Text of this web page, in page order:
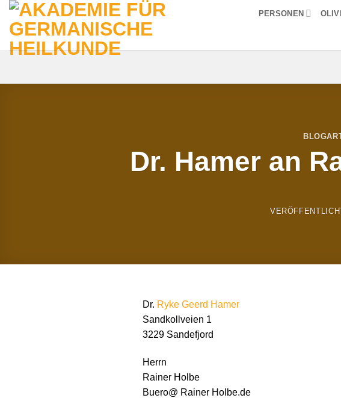
Zum
Inhalt
springen
PERSONEN
Dr. Hamer an
Dr. Ryke Geerd Hamer
Sandkollveien 1
3229 Sandefjord
Herrn
Rainer Holbe
Buero@ Rainer Holbe.de